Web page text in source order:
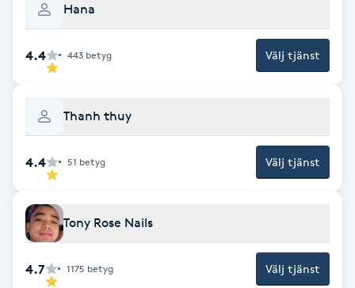
Fransborttagning
Fransfärgning
Fransförlängning
Fransförlängning Megavolym
Hana
4.4 443 betyg Välj tjänst
Thanh thuy
4.4 51 betyg Välj tjänst
Tony Rose Nails
4.7 1175 betyg Välj tjänst